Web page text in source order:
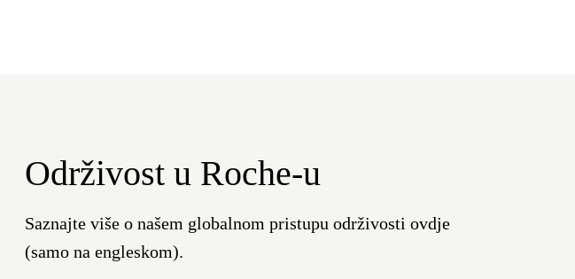
Održivost u Roche-u
Saznajte više o našem globalnom pristupu održivosti ovdje
(samo na engleskom).